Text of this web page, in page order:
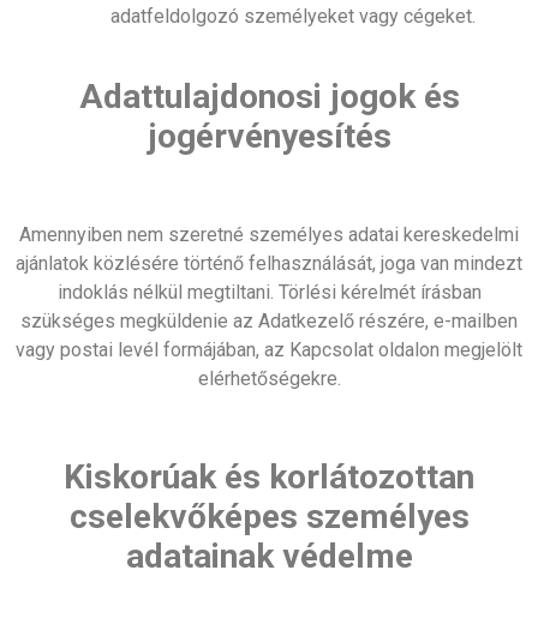
adatfeldolgozó személyeket vagy cégeket.
Adattulajdonosi jogok és
jogérvényesítés
Amennyiben nem szeretné személyes adatai kereskedelmi
ajánlatok közlésére történő felhasználását, joga van mindezt
indoklás nélkül megtiltani. Törlési kérelmét írásban
szükséges megküldenie az Adatkezelő részére, e-mailben
vagy postai levél formájában, az Kapcsolat oldalon megjelölt
elérhetőségekre.
Kiskorúak és korlátozottan
cselekvőképes személyes
adatainak védelme